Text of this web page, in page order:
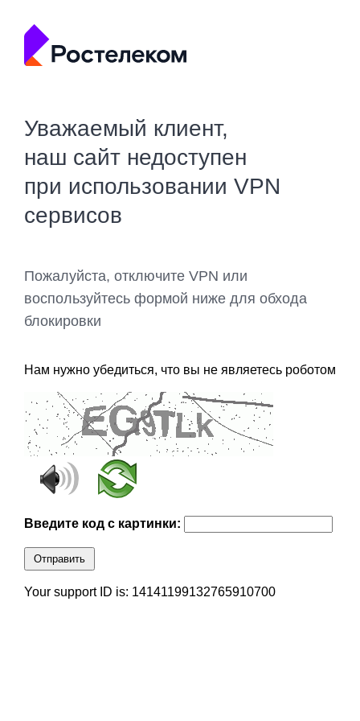
Уважаемый клиент,
наш сайт недоступен
при использовании VPN
сервисов
Пожалуйста, отключите VPN или
воспользуйтесь формой ниже для обхода
блокировки
Нам нужно убедиться, что вы не являетесь роботом
Введите код с картинки:
Отправить
Your support ID is: 14141199132765910700